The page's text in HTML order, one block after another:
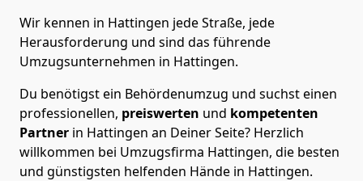
Wir kennen in Hattingen jede Straße, jede
Herausforderung und sind das führende
Umzugsunternehmen in Hattingen.
Du benötigst ein Behördenumzug und suchst einen
professionellen, preiswerten und kompetenten
Partner in Hattingen an Deiner Seite? Herzlich
willkommen bei Umzugsfirma Hattingen, die besten
und günstigsten helfenden Hände in Hattingen.